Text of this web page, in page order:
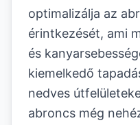
optimalizálja az
érintkezését, ami
és
kiemelkedő
nedves
abroncs még